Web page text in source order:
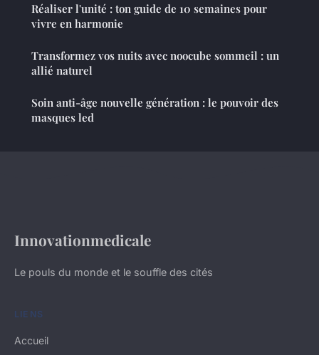
Réaliser l'unité : ton guide de 10 semaines pour
vivre en harmonie
Transformez vos nuits avec noocube sommeil : un
allié naturel
Soin anti-âge nouvelle génération : le pouvoir des
masques led
Innovationmedicale
Le pouls du monde et le souffle des cités
LIENS
Accueil